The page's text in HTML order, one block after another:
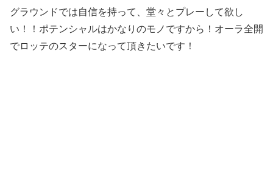
グラウンドでは自信を持って、堂々とプレーして欲し
い！！ポテンシャルはかなりのモノですから！オーラ全開
でロッテのスターになって頂きたいです！